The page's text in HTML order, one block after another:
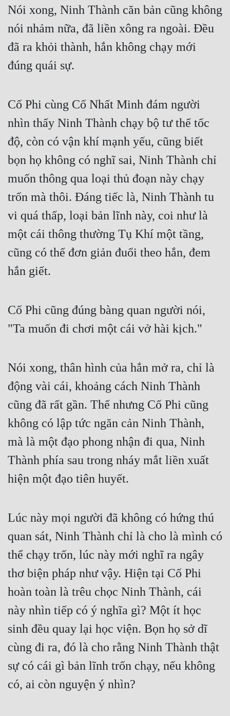
Nói xong, Ninh Thành căn bản cũng không
nói nhảm nữa, đã liền xông ra ngoài. Đều
đã ra khỏi thành, hắn không chạy mới
đúng quái sự.
Cố Phi cùng Cố Nhất Minh đám người
nhìn thấy Ninh Thành chạy bộ tư thế tốc
độ, còn có vận khí mạnh yếu, cũng biết
bọn họ không có nghĩ sai, Ninh Thành chỉ
muốn thông qua loại thủ đoạn này chạy
trốn mà thôi. Đáng tiếc là, Ninh Thành tu
vi quá thấp, loại bản lĩnh này, coi như là
một cái thông thường Tụ Khí một tầng,
cũng có thể đơn giản đuổi theo hắn, đem
hắn giết.
Cố Phi cũng đúng bàng quan người nói,
"Ta muốn đi chơi một cái vở hài kịch."
Nói xong, thân hình của hắn mở ra, chỉ là
động vài cái, khoảng cách Ninh Thành
cũng đã rất gần. Thế nhưng Cố Phi cũng
không có lập tức ngăn cản Ninh Thành,
mà là một đạo phong nhận đi qua, Ninh
Thành phía sau trong nháy mắt liền xuất
hiện một đạo tiên huyết.
Lúc này mọi người đã không có hứng thú
quan sát, Ninh Thành chỉ là cho là mình có
thể chạy trốn, lúc này mới nghĩ ra ngây
thơ biện pháp như vậy. Hiện tại Cố Phi
hoàn toàn là trêu chọc Ninh Thành, cái
này nhìn tiếp có ý nghĩa gì? Một ít học
sinh đều quay lại học viện. Bọn họ sở dĩ
cùng đi ra, đó là cho rằng Ninh Thành thật
sự có cái gì bản lĩnh trốn chạy, nếu không
có, ai còn nguyện ý nhìn?